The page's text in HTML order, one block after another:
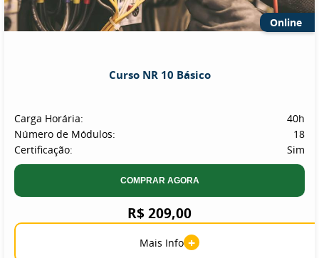
Online
Curso NR 10 Básico
Carga Horária:
40h
Número de Módulos:
18
Certificação:
Sim
COMPRAR AGORA
R$ 209,00
Mais Info +